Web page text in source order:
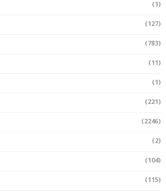
(1)
(127)
(783)
(11)
(1)
(221)
(2246)
(2)
(104)
(115)